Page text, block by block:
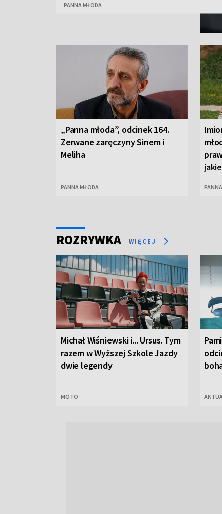
PANNA MŁODA
„Panna młoda”, odcinek 164.
Zerwane zaręczyny Sinem i
Meliha
PANNA MŁODA
ROZRYWKA WIĘCEJ
Michał Wiśniewski i... Ursus. Tym
razem w Wyższej Szkole Jazdy
dwie legendy
MOTO